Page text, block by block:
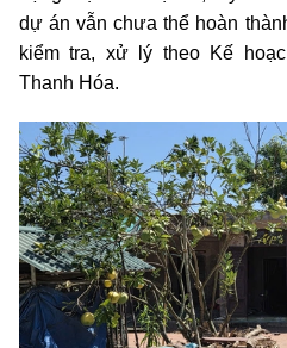
dự án vẫn chưa thể hoàn
kiểm tra, xử lý theo Kế
Thanh Hóa.